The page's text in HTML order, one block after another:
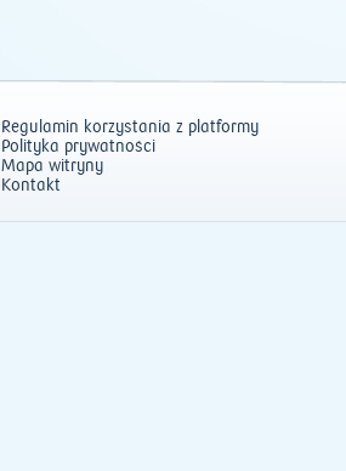
Regulamin korzystania z platformy
Polityka prywatności
Mapa witryny
Kontakt